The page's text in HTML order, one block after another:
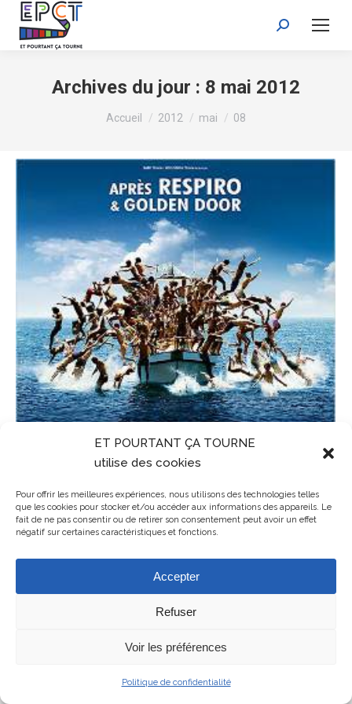
ET POURTANT ÇA TOURNE
utilise des cookies
Pour offrir les meilleures expériences, nous utilisons des technologies telles
que les cookies pour stocker et/ou accéder aux informations des appareils. Le
fait de ne pas consentir ou de retirer son consentement peut avoir un effet
négatif sur certaines caractéristiques et fonctions.
Accepter
Refuser
Voir les préférences
Politique de confidentialité
Recherche
Archives du jour : 8 mai 2012
Vous êtes ici :
Accueil 2012 mai 08
Haute-Corse